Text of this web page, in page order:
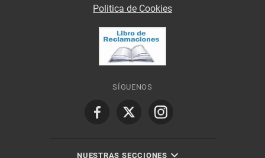
Politica de Cookies
SÍGUENOS
NUESTRAS SECCIONES